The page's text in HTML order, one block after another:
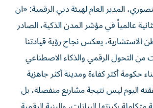
المدير العام لهيئة دبي الرقمية: «ان
عالمياً في مؤشر المدن الذكية، الصادر
يعكس نجاح رؤية قيادتنا
من التحول الرقمي والذكاء الاصطناعي
حكومة أكثر كفاءة ومدينة أكثر جاهزية
اليوم ليس نتيجة مشاريع منفصلة، بل